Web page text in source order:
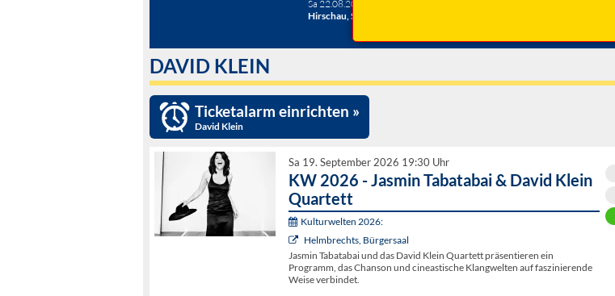
Sa 22.08.2026
Hirschau, Schlosshof
DAVID KLEIN
Ticketalarm einrichten »
David Klein
Sa 19. September 2026 19:30 Uhr
KW 2026 - Jasmin Tabatabai & David Klein
Quartett
Kulturwelten 2026:
Helmbrechts, Bürgersaal
Jasmin Tabatabai und das David Klein Quartett präsentieren ein
Programm, das Chanson und cineastische Klangwelten auf faszinierende
Weise verbindet.